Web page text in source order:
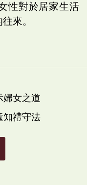
性對於居家生活
來。
女之道
禮守法